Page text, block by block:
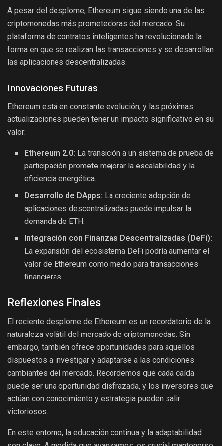
A pesar del desplome, Ethereum sigue siendo una de las
criptomonedas más prometedoras del mercado. Su
plataforma de contratos inteligentes ha revolucionado la
forma en que se realizan las transacciones y se desarrollan
las aplicaciones descentralizadas.
Innovaciones Futuras
Ethereum está en constante evolución, y las próximas
actualizaciones pueden tener un impacto significativo en su
valor:
Ethereum 2.0: La transición a un sistema de prueba de
participación promete mejorar la escalabilidad y la
eficiencia energética.
Desarrollo de DApps: La creciente adopción de
aplicaciones descentralizadas puede impulsar la
demanda de ETH.
Integración con Finanzas Descentralizadas (DeFi):
La expansión del ecosistema DeFi podría aumentar el
valor de Ethereum como medio para transacciones
financieras.
Reflexiones Finales
El reciente desplome de Ethereum es un recordatorio de la
naturaleza volátil del mercado de criptomonedas. Sin
embargo, también ofrece oportunidades para aquellos
dispuestos a investigar y adaptarse a las condiciones
cambiantes del mercado. Recordemos que cada caída
puede ser una oportunidad disfrazada, y los inversores que
actúan con conocimiento y estrategia pueden salir
victoriosos.
En este entorno, la educación continua y la adaptabilidad